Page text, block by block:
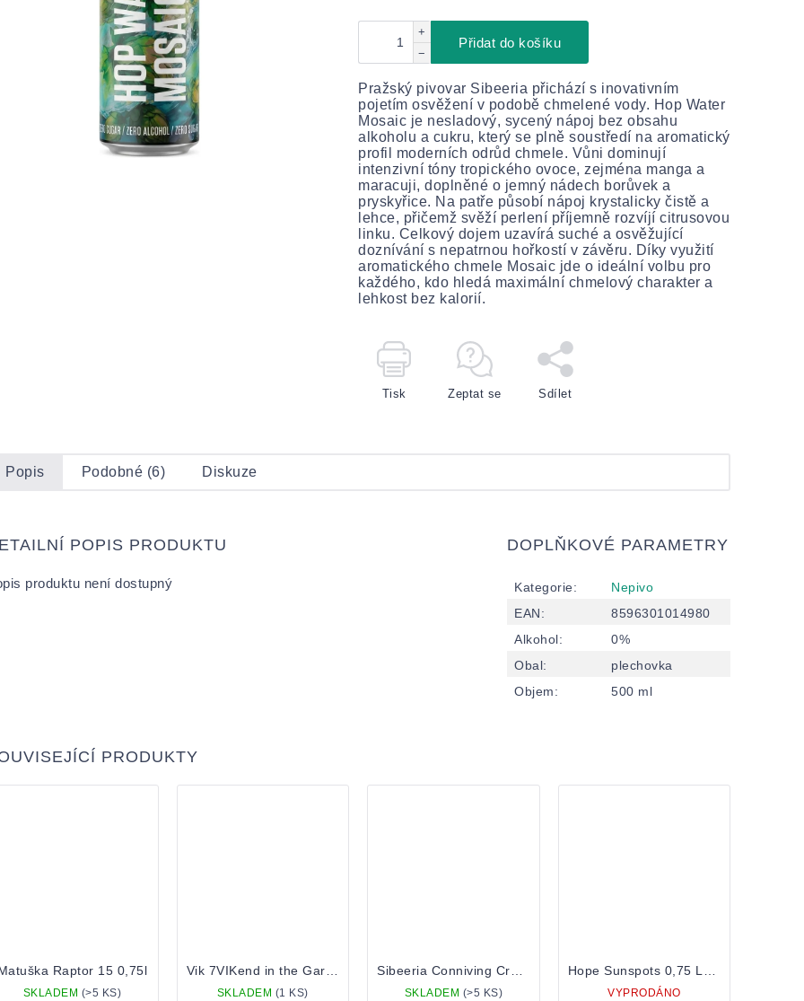
+
−
Přidat do košíku
Pražský pivovar Sibeeria přichází s inovativním
pojetím osvěžení v podobě chmelené vody. Hop Water
Mosaic je nesladový, sycený nápoj bez obsahu
alkoholu a cukru, který se plně soustředí na aromatický
profil moderních odrůd chmele. Vůni dominují
intenzivní tóny tropického ovoce, zejména manga a
maracuji, doplněné o jemný nádech borůvek a
pryskyřice. Na patře působí nápoj krystalicky čistě a
lehce, přičemž svěží perlení příjemně rozvíjí citrusovou
linku. Celkový dojem uzavírá suché a osvěžující
doznívání s nepatrnou hořkostí v závěru. Díky využití
aromatického chmele Mosaic jde o ideální volbu pro
každého, kdo hledá maximální chmelový charakter a
lehkost bez kalorií.
Tisk Zeptat se Sdílet
Popis Podobné (6) Diskuze
POPIS PRODUKTU
produktu není dostupný
DOPLŇKOVÉ PARAMETRY
Kategorie:
Nepivo
EAN:
8596301014980
Alkohol:
0%
Obal:
plechovka
Objem: 500 ml
PRODUKTY
Raptor 15 0,75l
SKLADEM (>5 KS) SKLADEM (1 KS) SKLADEM (>5 KS) VYPRODÁNO